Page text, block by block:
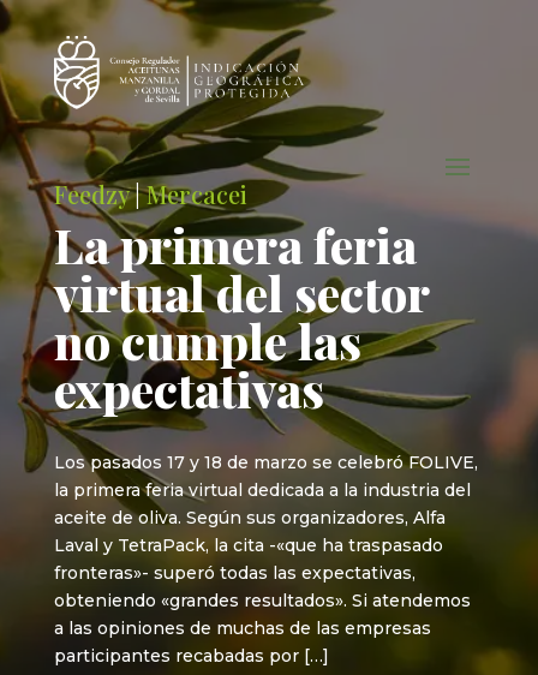
Feedzy|Mercacei
La primera feria
virtual del sector
no cumple las
expectativas
Los pasados 17 y 18 de marzo se celebró FOLIVE,
la primera feria virtual dedicada a la industria del
aceite de oliva. Según sus organizadores, Alfa
Laval y TetraPack, la cita -«que ha traspasado
fronteras»- superó todas las expectativas,
obteniendo «grandes resultados». Si atendemos
a las opiniones de muchas de las empresas
participantes recabadas por […]